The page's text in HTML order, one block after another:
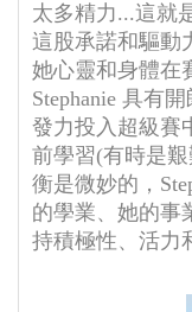
太多精力...這就
這股承諾和驅動
她心靈和身體在
Stephanie 具有
發力投入超級賽
前學習(有時是
衡是微妙的，
的學業、 她的事
持積極性、 活力